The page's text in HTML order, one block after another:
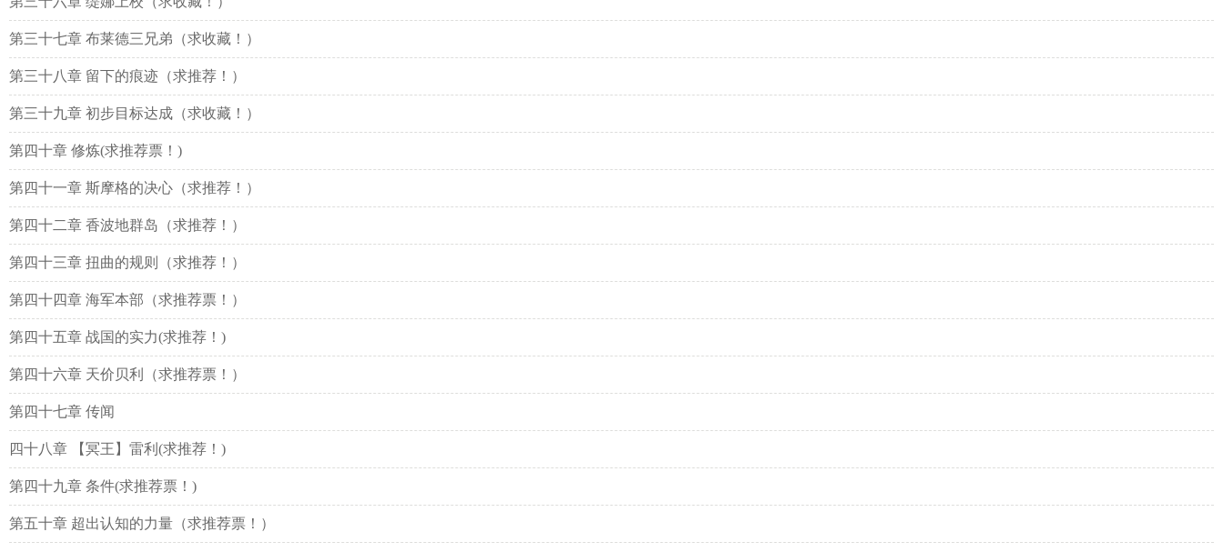
第三十七章 布莱德三兄弟（求收藏！）
第三十八章 留下的痕迹（求推荐！）
第三十九章 初步目标达成（求收藏！）
第四十章 修炼(求推荐票！)
第四十一章 斯摩格的决心（求推荐！）
第四十二章 香波地群岛（求推荐！）
第四十三章 扭曲的规则（求推荐！）
第四十四章 海军本部（求推荐票！）
第四十五章 战国的实力(求推荐！)
第四十六章 天价贝利（求推荐票！）
第四十七章 传闻
四十八章 【冥王】雷利(求推荐！)
第四十九章 条件(求推荐票！)
第五十章 超出认知的力量（求推荐票！）